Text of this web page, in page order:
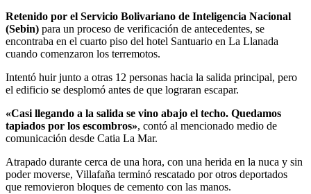
Retenido por el Servicio Bolivariano de Inteligencia Nacional
(Sebin) para un proceso de verificación de antecedentes, se
encontraba en el cuarto piso del hotel Santuario en La Llanada
cuando comenzaron los terremotos.
Intentó huir junto a otras 12 personas hacia la salida principal, pero
el edificio se desplomó antes de que lograran escapar.
«Casi llegando a la salida se vino abajo el techo. Quedamos
tapiados por los escombros», contó al mencionado medio de
comunicación desde Catia La Mar.
Atrapado durante cerca de una hora, con una herida en la nuca y sin
poder moverse, Villafaña terminó rescatado por otros deportados
que removieron bloques de cemento con las manos.